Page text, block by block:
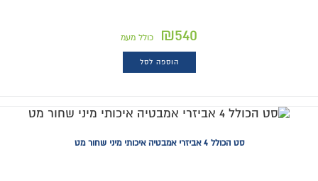
₪540 כולל מעמ
הוספה לסל
סט הכולל 4 אביזרי אמבטיה איכותי מיני שחור מט